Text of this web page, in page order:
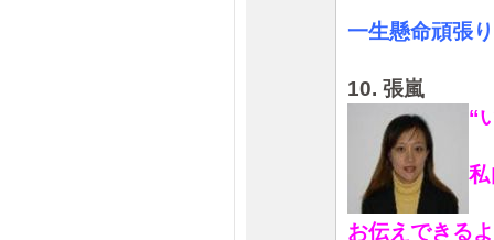
一生懸命頑張
10. 張嵐
“
私
お伝えできる